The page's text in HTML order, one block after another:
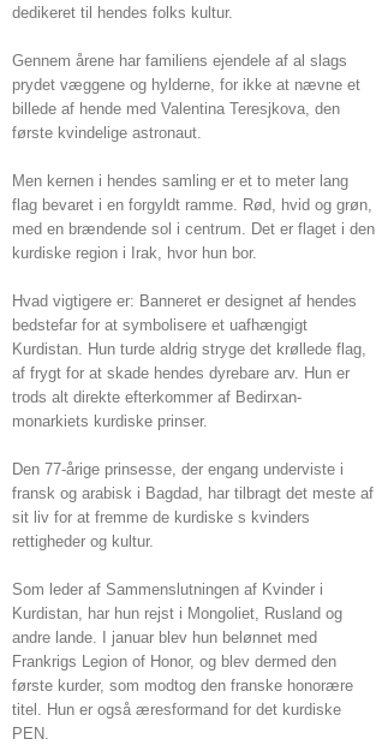
dedikeret til hendes folks kultur.
Gennem årene har familiens ejendele af al slags
prydet væggene og hylderne, for ikke at nævne et
billede af hende med Valentina Teresjkova, den
første kvindelige astronaut.
Men kernen i hendes samling er et to meter lang
flag bevaret i en forgyldt ramme. Rød, hvid og grøn,
med en brændende sol i centrum. Det er flaget i den
kurdiske region i Irak, hvor hun bor.
Hvad vigtigere er: Banneret er designet af hendes
bedstefar for at symbolisere et uafhængigt
Kurdistan. Hun turde aldrig stryge det krøllede flag,
af frygt for at skade hendes dyrebare arv. Hun er
trods alt direkte efterkommer af Bedirxan-
monarkiets kurdiske prinser.
Den 77-årige prinsesse, der engang underviste i
fransk og arabisk i Bagdad, har tilbragt det meste af
sit liv for at fremme de kurdiske s kvinders
rettigheder og kultur.
Som leder af Sammenslutningen af ​​Kvinder i
Kurdistan, har hun rejst i Mongoliet, Rusland og
andre lande. I januar blev hun belønnet med
Frankrigs Legion of Honor, og blev dermed den
første kurder, som modtog den franske honorære
titel. Hun er også æresformand for det kurdiske
PEN.